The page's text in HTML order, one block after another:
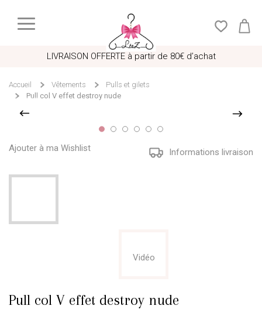
LIVRAISON OFFERTE à partir de 80€ d’achat
Accueil Vêtements
Pulls et gilets
Pull col V effet destroy nude
Ajouter à ma Wishlist Informations livraison
Vidéo
Pull col V effet destroy nude